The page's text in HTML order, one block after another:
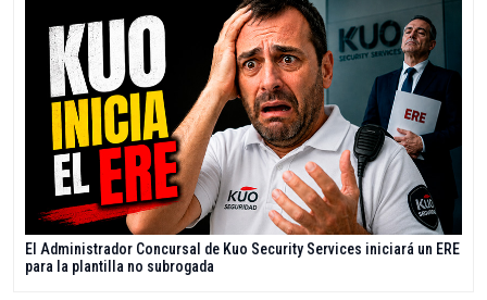
El Administrador Concursal de Kuo Security Services iniciará un ERE
para la plantilla no subrogada